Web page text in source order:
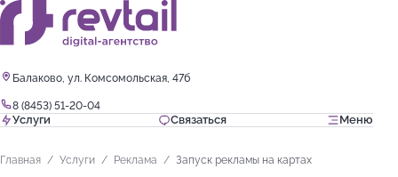
Балаково, ул. Комсомольская, 47б
8 (8453) 51-20-04
Услуги Связаться Меню
Главная Услуги Реклама Запуск рекламы на картах